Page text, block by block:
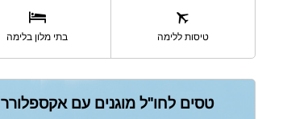
טיסות ללימה בתי מלון בלימה
טסים לחו"ל מוגנים עם אקספלורר